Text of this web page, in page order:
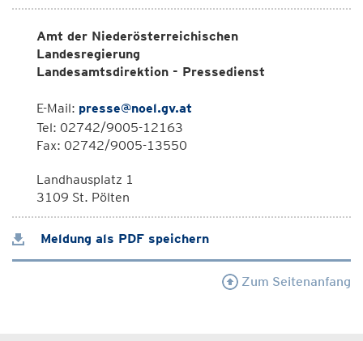
Amt der Niederösterreichischen
Landesregierung
Landesamtsdirektion - Pressedienst
E-Mail: presse@noel.gv.at
Tel: 02742/9005-12163
Fax: 02742/9005-13550
Landhausplatz 1
3109 St. Pölten
Meldung als PDF speichern
Zum Seitenanfang